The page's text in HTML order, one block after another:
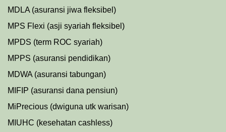
MDLA (asuransi jiwa fleksibel)
MPS Flexi (asji syariah fleksibel)
MPDS (term ROC syariah)
MPPS (asuransi pendidikan)
MDWA (asuransi tabungan)
MIFIP (asuransi dana pensiun)
MiPrecious (dwiguna utk warisan)
MIUHC (kesehatan cashless)